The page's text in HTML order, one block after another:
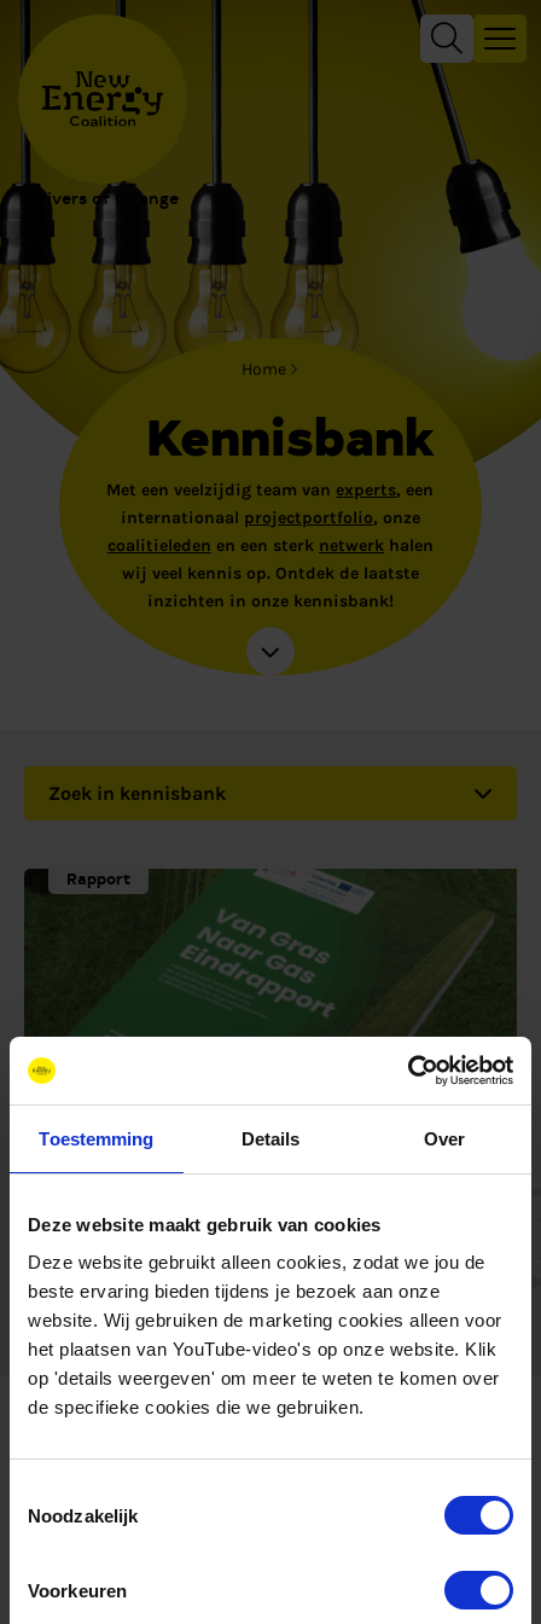
Toestemming Details Over
Deze website maakt gebruik van cookies
Deze website gebruikt alleen cookies, zodat we jou de
beste ervaring bieden tijdens je bezoek aan onze
website. Wij gebruiken de marketing cookies alleen voor
het plaatsen van YouTube-video's op onze website. Klik
op 'details weergeven' om meer te weten te komen over
de specifieke cookies die we gebruiken.
Noodzakelijk
Voorkeuren
Drivers of Change
Home
Kennisbank
Met een veelzijdig team van experts, een
internationaal projectportfolio, onze
coalitieleden en een sterk netwerkhalen
wij veel kennis op. Ontdek de laatste
inzichten in onze kennisbank!
Zoek in kennisbank
Rapport
Grasreststromen als
grondstof voor
biogasproductie
Meer informatie
Contact